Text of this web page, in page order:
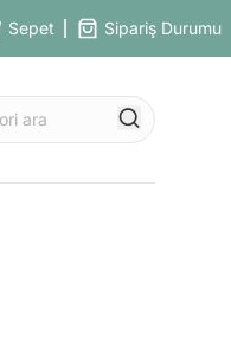
Sepet Sipariş Durumu